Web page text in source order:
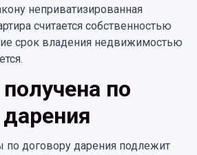
неприватизированная
считается собственностью
срок владения недвижимостью
по
по договору дарения подлежит